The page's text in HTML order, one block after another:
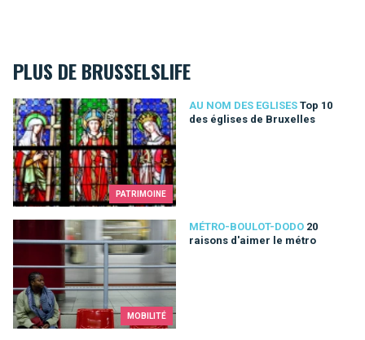
PLUS DE BRUSSELSLIFE
PATRIMOINE
AU NOM DES EGLISES Top 10
des églises de Bruxelles
Top 10 des églises de Bruxelles
MOBILITÉ
MÉTRO-BOULOT-DODO 20
raisons d'aimer le métro
20 raisons d'aimer le métro